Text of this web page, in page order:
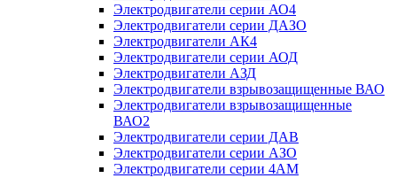
Электродвигатели серии АО4
Электродвигатели серии ДАЗО
Электродвигатели АК4
Электродвигатели серии АОД
Электродвигатели АЗД
Электродвигатели взрывозащищенные ВАО
Электродвигатели взрывозащищенные
ВАО2
Электродвигатели серии ДАВ
Электродвигатели серии АЗО
Электродвигатели серии 4АМ